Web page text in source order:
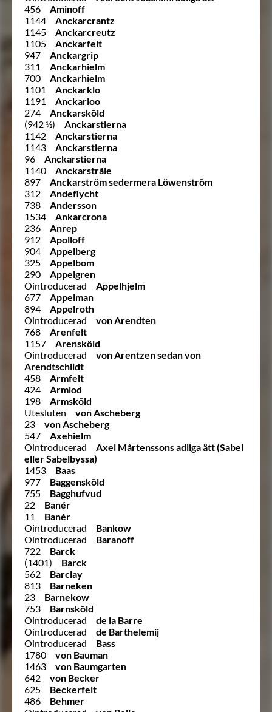
456
Aminoff
1144
Anckarcrantz
1145
Anckarcreutz
1105
Anckarfelt
947
Anckargrip
311
Anckarhielm
700
Anckarhielm
1101
Anckarklo
1191
Anckarloo
274
Anckarsköld
(942 ½)
Anckarstierna
1142
Anckarstierna
1143
Anckarstierna
96
Anckarstierna
1140
Anckarstråle
897
Anckarström sedermera Löwenström
312
Andeflycht
738
Andersson
1534
Ankarcrona
236
Anrep
912
Apolloff
904
Appelberg
325
Appelbom
290
Appelgren
Ointroducerad
Appelhjelm
677
Appelman
894
Appelroth
Ointroducerad
von Arendten
768
Arenfelt
1157
Arensköld
Ointroducerad
von Arentzen sedan von
Arendtschildt
458
Armfelt
424
Armlod
198
Armsköld
Utesluten
von Ascheberg
23
von Ascheberg
547
Axehielm
Ointroducerad
Axel Mårtenssons adliga ätt (Sabel
eller Sabelbyssa)
1453
Baas
977
Baggensköld
755
Bagghufvud
22
Banér
11
Banér
Ointroducerad
Bankow
Ointroducerad
Baranoff
722
Barck
(1401)
Barck
562
Barclay
813
Barneken
23
Barnekow
753
Barnsköld
Ointroducerad
de la Barre
Ointroducerad
de Barthelemij
Ointroducerad
Bass
1780
von Bauman
1463
von Baumgarten
642
von Becker
625
Beckerfelt
486
Behmer